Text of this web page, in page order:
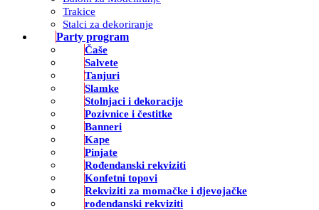
Trakice
Stalci za dekoriranje
Party program
Čaše
Salvete
Tanjuri
Slamke
Stolnjaci i dekoracije
Pozivnice i čestitke
Banneri
Kape
Pinjate
Rođendanski rekviziti
Konfetni topovi
Rekviziti za momačke i djevojačke
rođendanski rekviziti